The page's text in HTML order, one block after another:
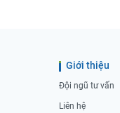
Giới thiệu
Đội ngũ tư vấn
Liên hệ